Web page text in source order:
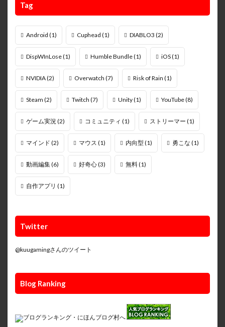
Tag
Android (1) Cuphead (1) DIABLO3 (2)
DispWInLose(1) Humble Bundle(1) iOS(1)
NVIDIA(2) Overwatch (7) Risk of Rain (1)
Steam (2) Twitch (7) Unity(1) YouTube(8)
ゲーム実況(2) コミュニティ (1) ストリーマー (1)
マインド (2) マウス (1) 内向型 (1) 勇こな (1)
動画編集(6) 好奇心(3) 無料(1)
自作アプリ (1)
Twitter
@kuugamingさんのツイート
Blog Ranking